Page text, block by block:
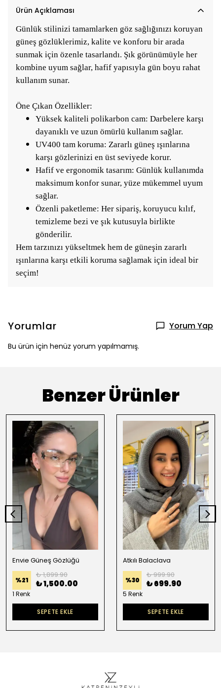
Ürün Açıklaması
Günlük stilinizi tamamlarken göz sağlığınızı koruyan
güneş gözlüklerimiz, kalite ve konforu bir arada
sunmak için özenle tasarlandı. Şık görünümüyle her
kombine uyum sağlar, hafif yapısıyla gün boyu rahat
kullanım sunar.
Öne Çıkan Özellikler:
Yüksek kaliteli polikarbon cam: Darbelere karşı
dayanıklı ve uzun ömürlü kullanım sağlar.
UV400 tam koruma: Zararlı güneş ışınlarına
karşı gözlerinizi en üst seviyede korur.
Hafif ve ergonomik tasarım: Günlük kullanımda
maksimum konfor sunar, yüze mükemmel uyum
sağlar.
Özenli paketleme: Her sipariş, koruyucu kılıf,
temizleme bezi ve şık kutusuyla birlikte
gönderilir.
Hem tarzınızı yükseltmek hem de güneşin zararlı
ışınlarına karşı etkili koruma sağlamak için ideal bir
seçim!
Yorumlar Yorum Yap
Bu ürün için henüz yorum yapılmamış.
Benzer Ürünler
Envie Güneş Gözlüğü
%21
₺ 1,899.90
₺ 1,500.00
1 Renk
SEPETE EKLE
Atkılı Balaclava
%30
₺ 999.90
₺ 699.90
5 Renk
SEPETE EKLE